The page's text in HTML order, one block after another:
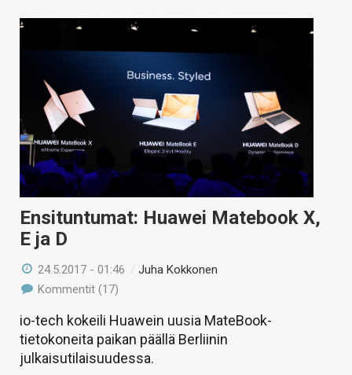
Ensituntumat: Huawei Matebook X,
E ja D
24.5.2017 - 01:46 /Juha Kokkonen
Kommentit (17)
io-tech kokeili Huawein uusia MateBook-
tietokoneita paikan päällä Berliinin
julkaisutilaisuudessa.